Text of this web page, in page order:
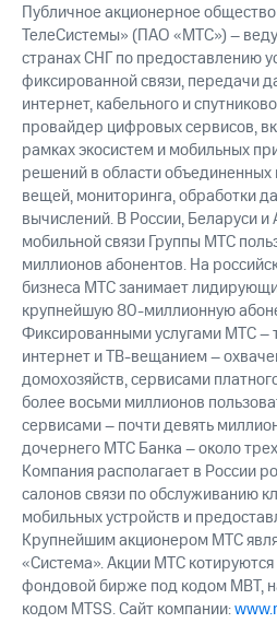
Публичное акционерное
ТелеСистемы» (ПАО «МТС») –
странах СНГ по предоставлению
фиксированной связи, передачи
интернет, кабельного и
провайдер цифровых сервисов,
рамках экосистем и мобильных
решений в области
вещей, мониторинга, обработки
вычислений. В России, Беларуси
мобильной связи Группы МТС
миллионов абонентов. На
бизнеса МТС занимает
крупнейшую 80-миллионную
Фиксированными услугами МТС –
интернет и ТВ-вещанием –
домохозяйств, сервисами
более восьми миллионов
сервисами – почти девять
дочернего МТС Банка – около
Компания располагает в России
салонов связи по обслуживанию
мобильных устройств и
Крупнейшим акционером МТС
«Система». Акции МТС
фондовой бирже под кодом MBT,
кодом MTSS. Сайт компании: